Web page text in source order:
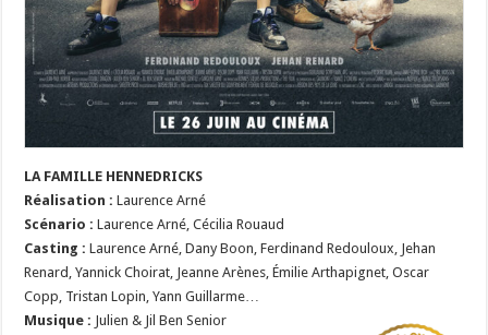
LA FAMILLE HENNEDRICKS
Réalisation :Laurence Arné
Scénario:Laurence Arné, Cécilia Rouaud
Casting : Laurence Arné, Dany Boon, Ferdinand Redouloux, Jehan
Renard, Yannick Choirat, Jeanne Arènes, Émilie Arthapignet, Oscar
Copp, Tristan Lopin, Yann Guillarme…
Musique : Julien & Jil Ben Senior